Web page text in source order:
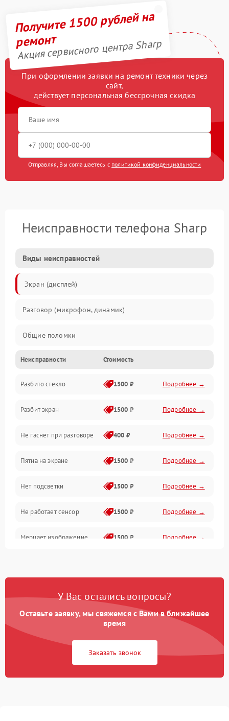
Получите 1500 рублей на
ремонт
Акция сервисного центра Sharp
При оформлении заявки на ремонт техники через
сайт,
действует персональная бессрочная скидка
Отправляя, Вы соглашаетесь с политикой конфиденциальности
Неисправности телефона Sharp
Виды неисправностей
Экран (дисплей)
Разговор (микрофон, динамик)
Общие поломки
Проблемы связи
Камеры
Проблемы с дисплеем и сенсором
Зарядка
Проблемы с питанием, зарядкой и аккумулятором
Проблемы с работой системы, корпусом и другие
Неисправности Стоимость
Разбито стекло 1500 ₽ Подробнее →
Разбит экран 1500 ₽ Подробнее →
Не гаснет при разговоре 400 ₽ Подробнее →
Пятна на экране 1500 ₽ Подробнее →
Нет подсветки 1500 ₽ Подробнее →
Не работает сенсор 1500 ₽ Подробнее →
Мерцает изображение 1500 ₽ Подробнее →
У Вас остались вопросы?
Оставьте заявку, мы свяжемся с Вами в ближайшее
время
Заказать звонок